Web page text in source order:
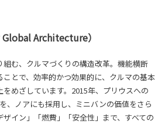
Architecture）
組む、クルマづくりの構造改革。機能横断
とで、効率的かつ効果的に、クルマの基本
めざしています。2015年、プリウスへの
、ノアにも採用し、ミニバンの価値をさら
イン」「燃費」「安全性」まで、すべての